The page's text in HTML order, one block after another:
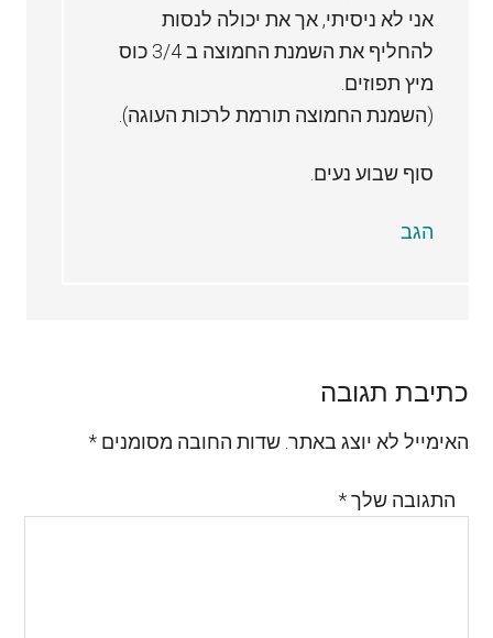
אני לא ניסיתי, אך את יכולה לנסות
להחליף את השמנת החמוצה ב 3/4 כוס
מיץ תפוזים.
(השמנת החמוצה תורמת לרכות העוגה).
סוף שבוע נעים.
הגב
כתיבת תגובה
האימייל לא יוצג באתר. שדות החובה מסומנים*
התגובה שלך*